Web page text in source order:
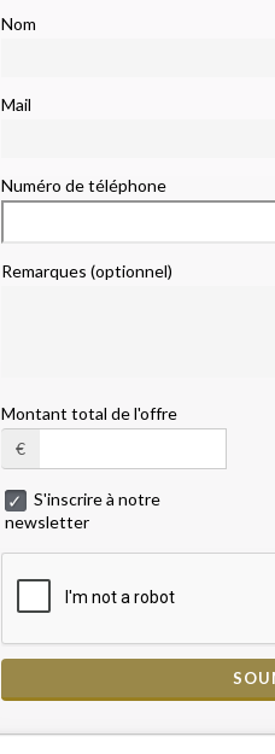
Nom
Mail
Numéro de téléphone
Remarques (optionnel)
Montant total de l'offre
€
S'inscrire à notre
newsletter